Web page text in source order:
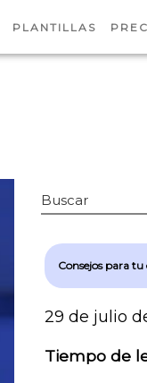
PLANTILLAS
Buscar
Consejos para tu
29 de julio
Tiempo de